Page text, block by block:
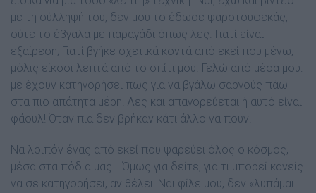
µε τη σύλληψή του, δεν µου το έδωσε ψαροτουφεκάς,
ούτε το έβγαλα µε παραγάδι όπως λες. Γιατί είναι
εξαίρεση; Γιατί βγήκε σχετικά κοντά από εκεί που µένω,
µόλις είκοσι λεπτά από το σπίτι µου. Γελώ από µέσα µου:
µε έχουν κατηγορήσει πως για να βγάλω σαργούς πάω
στα πιο απάτητα µέρη! Λες και απαγορεύεται ή αυτό είναι
φάουλ! Όταν πια δεν βρήκαν κάτι άλλο να πουν!
Να λοιπόν ένας από εκεί που ψαρεύει όλος ο κόσµος,
µέσα στα πόδια µας… Όµως για δείτε, για τι µπορεί κανείς
να σε κατηγορήσει, αν θέλει! Ναι φίλε µου, δεν «λυπάµαι